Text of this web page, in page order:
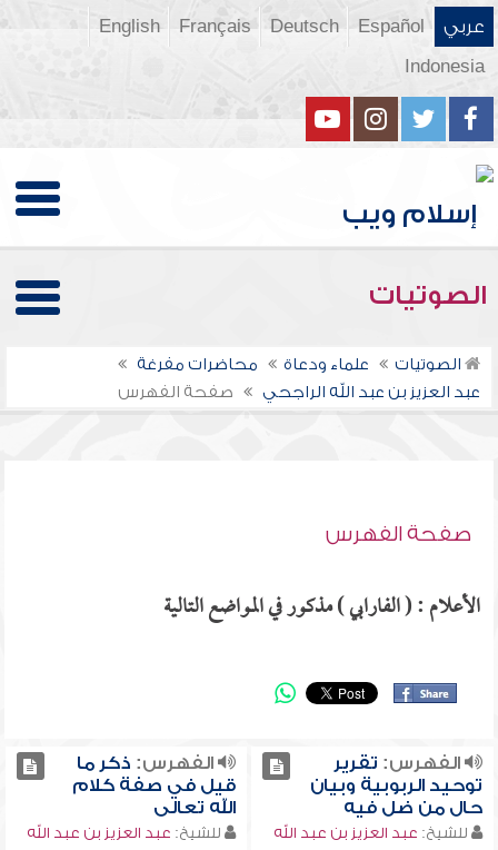
عربي Español
Deutsch
Français
English
Indonesia
الصوتيات
الصوتيات علماء ودعاة
محاضرات مفرغة
عبد العزيز بن عبد الله الراجحي
صفحة الفهرس
صفحة الفهرس
الأعلام : ( الفارابي ) مذكور في المواضع التالية
الفهرس: تقرير
توحيد الربوبية وبيان
حال من ضل فيه
للشيخ: عبد العزيز بن عبد الله
الفهرس: ذكر ما
قيل في صفة كلام
الله تعالى
للشيخ: عبد العزيز بن عبد الله